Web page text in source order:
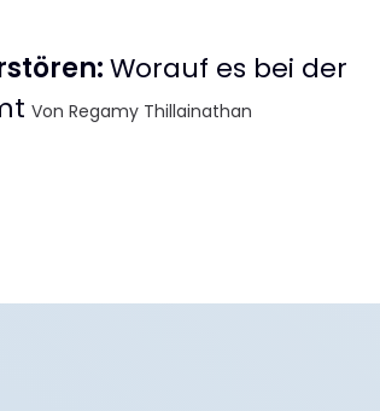
:Worauf es bei der
Von Regamy Thillainathan